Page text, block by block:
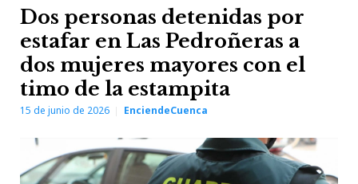
Dos personas detenidas por
estafar en Las Pedroñeras a
dos mujeres mayores con el
timo de la estampita
15 de junio de 2026 EnciendeCuenca